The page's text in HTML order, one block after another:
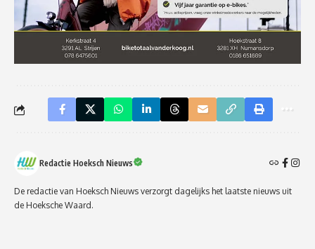
Redactie Hoeksch Nieuws
De redactie van Hoeksch Nieuws verzorgt dagelijks het laatste nieuws uit
de Hoeksche Waard.